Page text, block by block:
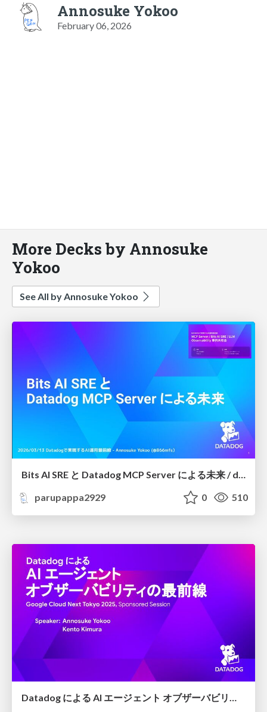
Annosuke Yokoo
February 06, 2026
More Decks by Annosuke
Yokoo
See All by Annosuke Yokoo
Bits AI SRE と Datadog MCP Server による未来 / datadog-bits-ai-sre-and-mcp-server-feature
parupappa2929
0 510